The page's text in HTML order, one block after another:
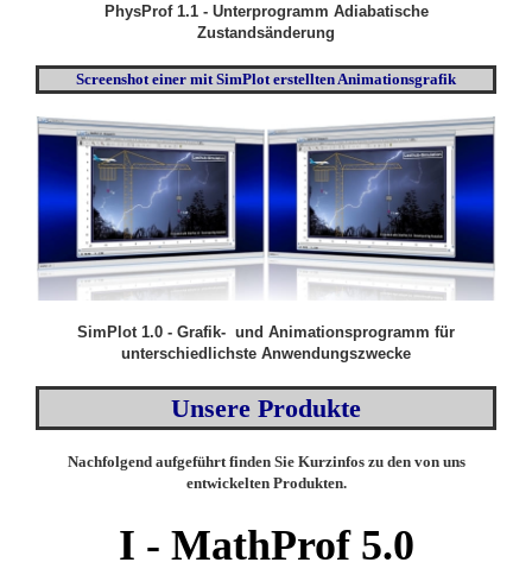
PhysProf 1.1 - Unterprogramm Adiabatische
Zustandsänderung
Screenshot einer mit SimPlot erstellten Animationsgrafik
SimPlot 1.0 - Grafik- und Animationsprogramm für
unterschiedlichste Anwendungszwecke
Unsere Produkte
Nachfolgend aufgeführt finden Sie Kurzinfos zu den von uns
entwickelten Produkten.
I - MathProf 5.0